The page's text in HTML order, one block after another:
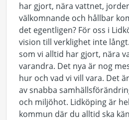
har gjort, nära vattnet,
välkomnande och hållbar
det egentligen? För oss i
vision till verklighet inte
som vi alltid har gjort, nära
varandra. Det nya är nog
hur och vad vi vill vara. Det
av snabba
och miljöhot. Lidköping är
kommun där du alltid ska